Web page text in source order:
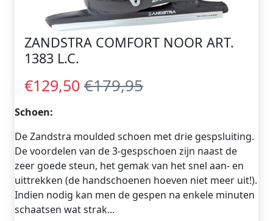
ZANDSTRA COMFORT NOOR ART.
1383 L.C.
€129,50 €179,95
Schoen:
De Zandstra moulded schoen met drie gespsluiting.
De voordelen van de 3-gespschoen zijn naast de
zeer goede steun, het gemak van het snel aan- en
uittrekken (de handschoenen hoeven niet meer uit!).
Indien nodig kan men de gespen na enkele minuten
schaatsen wat strak...